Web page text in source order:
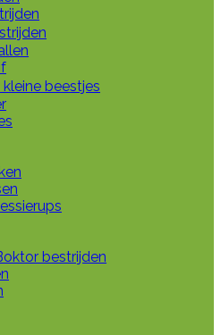
beestjes
bestrijden